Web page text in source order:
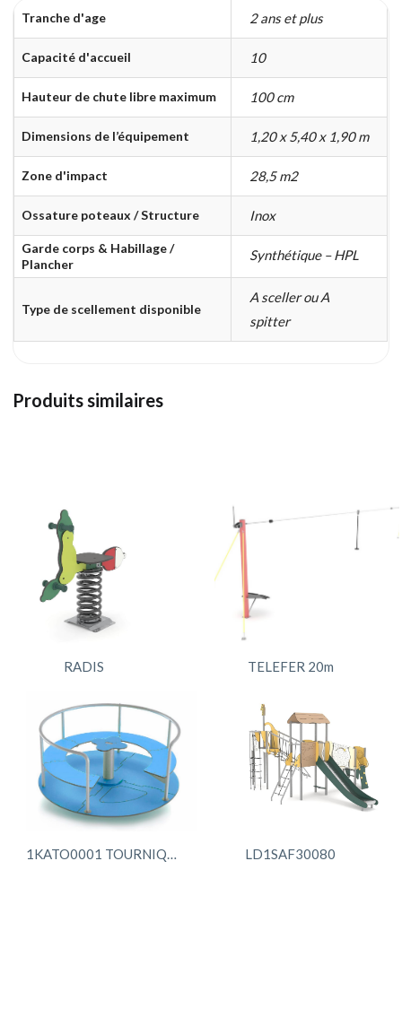
Tranche d'age 2 ans et plus
Capacité d'accueil 10
Hauteur de chute libre maximum 100 cm
Dimensions de l’équipement 1,20 x 5,40 x 1,90 m
Zone d'impact 28,5 m2
Ossature poteaux / Structure Inox
Garde corps & Habillage /
Plancher
Synthétique – HPL
Type de scellement disponible
A sceller ou A
spitter
Produits similaires
RADIS TELEFER 20m
1KATO0001 TOURNIQUET LD1SAF30080